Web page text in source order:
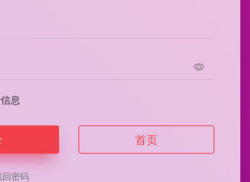
息
首页
回密码